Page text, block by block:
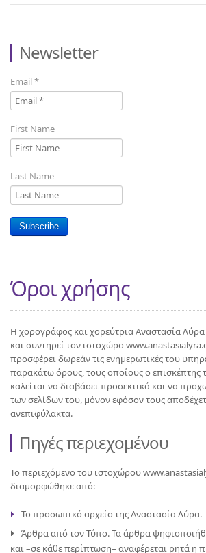
Newsletter
Email*
First Name
Last Name
Subscribe
Όροι χρήσης
H χορογράφος και χορεύτρια Αναστασία
και συντηρεί τον ιστοχώρο
προσφέρει δωρεάν τις ενημερωτικές του
παρακάτω όρους, τους οποίους ο επισκέπτης
καλείται να διαβάσει προσεκτικά και να
των σελίδων του, μόνον εφόσον τους
ανεπιφύλακτα.
Πηγές περιεχομένου
Το περιεχόμενο του ιστοχώρου
διαμορφώθηκε από:
Το προσωπικό αρχείο της Αναστασία Λύρα.
Άρθρα από τον Τύπο. Τα άρθρα
και –σε κάθε περίπτωση– αναφέρεται ρητά η